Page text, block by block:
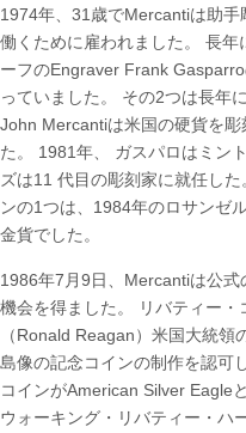
1974年、31歳でMercantiは助
働くために雇われました。 長
ーフのEngraver Frank
っていました。 その2つは長年
John Mercantiは米国の硬貨を
た。 1981年、 ガスパロはミン
ズは11 代目の彫刻家に就任し
ンの1つは、1984年のロサンゼ
金貨でした。
1986年7月9日、Mercantiは公
機会を得ました。 リバティー
（Ronald Reagan）米国大統
島像の記念コインの制作を認可
コインがAmerican Silver Eagle
ウォーキング・リバティー・ハ